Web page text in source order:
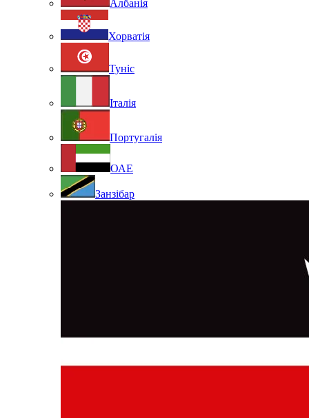
Албанія
Хорватія
Туніс
Італія
Португалія
ОАЕ
Занзібар